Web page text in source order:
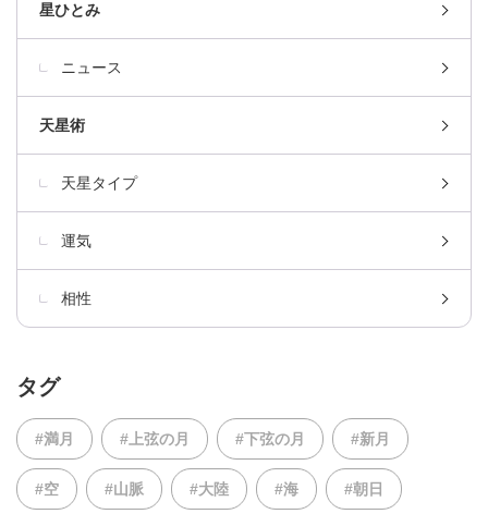
星ひとみ
ニュース
天星術
天星タイプ
運気
相性
タグ
#満月 #上弦の月 #下弦の月 #新月
#空 #山脈 #大陸 #海 #朝日